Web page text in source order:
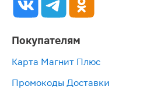
Покупателям
Карта Магнит Плюс
Промокоды Доставки